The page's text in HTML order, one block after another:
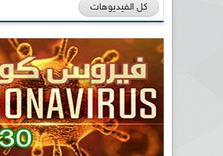
كل الفيديوهات